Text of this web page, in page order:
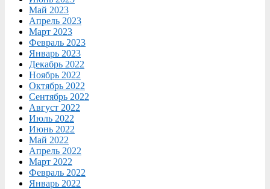
Май 2023
Апрель 2023
Март 2023
Февраль 2023
Январь 2023
Декабрь 2022
Ноябрь 2022
Октябрь 2022
Сентябрь 2022
Август 2022
Июль 2022
Июнь 2022
Май 2022
Апрель 2022
Март 2022
Февраль 2022
Январь 2022